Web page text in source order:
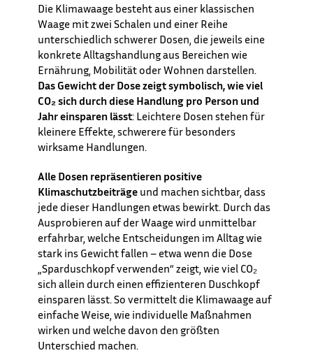
Die Klimawaage besteht aus einer klassischen
Waage mit zwei Schalen und einer Reihe
unterschiedlich schwerer Dosen, die jeweils eine
konkrete Alltagshandlung aus Bereichen wie
Ernährung, Mobilität oder Wohnen darstellen.
Das Gewicht der Dose zeigt symbolisch, wie viel
CO₂ sich durch diese Handlung pro Person und
Jahr einsparen lässt: Leichtere Dosen stehen für
kleinere Effekte, schwerere für besonders
wirksame Handlungen.
Alle Dosen repräsentieren positive
Klimaschutzbeiträgeund machen sichtbar, dass
jede dieser Handlungen etwas bewirkt. Durch das
Ausprobieren auf der Waage wird unmittelbar
erfahrbar, welche Entscheidungen im Alltag wie
stark ins Gewicht fallen – etwa wenn die Dose
„Sparduschkopf verwenden“ zeigt, wie viel CO₂
sich allein durch einen effizienteren Duschkopf
einsparen lässt. So vermittelt die Klimawaage auf
einfache Weise, wie individuelle Maßnahmen
wirken und welche davon den größten
Unterschied machen.